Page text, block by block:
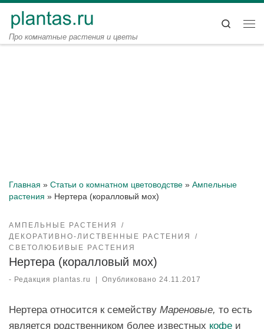
Перейти к содержимому
Про комнатные растения и цветы
Search
Главная » Статьи о комнатном цветоводстве » Ампельные
растения » Нертера (коралловый мох)
АМПЕЛЬНЫЕ РАСТЕНИЯ
ДЕКОРАТИВНО-ЛИСТВЕННЫЕ РАСТЕНИЯ
СВЕТОЛЮБИВЫЕ РАСТЕНИЯ
Нертера (коралловый мох)
- Редакция plantas.ru Опубликовано24.11.2017
Нертера относится к семейству Мареновые, то есть
является родственником более известных кофе и